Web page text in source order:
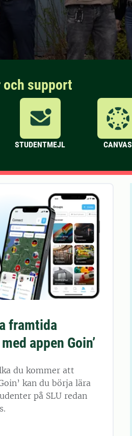
och support
STUDENTMEJL CANVAS
framtida
appen Goin’
du kommer att
kan du börja lära
på SLU redan